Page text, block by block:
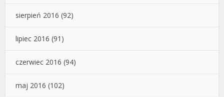
sierpień 2016 (92)
lipiec 2016 (91)
czerwiec 2016 (94)
maj 2016 (102)